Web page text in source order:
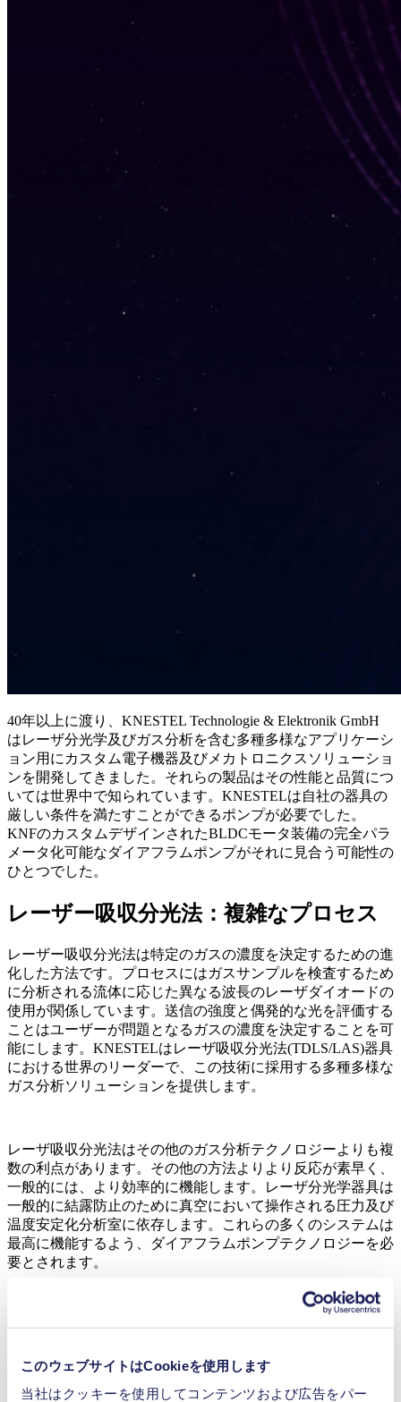
このウェブサイトはCookieを使用します
当社はクッキーを使用してコンテンツおよび広告をパー
40年以上に渡り、KNESTEL Technologie & Elektronik GmbH
はレーザ分光学及びガス分析を含む多種多様なアプリケーシ
ョン用にカスタム電子機器及びメカトロニクスソリューショ
ンを開発してきました。それらの製品はその性能と品質につ
いては世界中で知られています。KNESTELは自社の器具の
厳しい条件を満たすことができるポンプが必要でした。
KNFのカスタムデザインされたBLDCモータ装備の完全パラ
メータ化可能なダイアフラムポンプがそれに見合う可能性の
ひとつでした。
レーザー吸収分光法：複雑なプロセス
レーザー吸収分光法は特定のガスの濃度を決定するための進
化した方法です。プロセスにはガスサンプルを検査するため
に分析される流体に応じた異なる波長のレーザダイオードの
使用が関係しています。送信の強度と偶発的な光を評価する
ことはユーザーが問題となるガスの濃度を決定することを可
能にします。KNESTELはレーザ吸収分光法(TDLS/LAS)器具
における世界のリーダーで、この技術に採用する多種多様な
ガス分析ソリューションを提供します。
レーザ吸収分光法はその他のガス分析テクノロジーよりも複
数の利点があります。その他の方法よりより反応が素早く、
一般的には、より効率的に機能します。レーザ分光学器具は
一般的に結露防止のために真空において操作される圧力及び
温度安定化分析室に依存します。これらの多くのシステムは
最高に機能するよう、ダイアフラムポンプテクノロジーを必
要とされます。
問題点：調整可能なパラメータ化可能
なオプションの欠如
多くの異なるガスに関連するそのような複雑なプロセスによ
って、KNESTELはレーザ吸収分光学システム用に最適なポ